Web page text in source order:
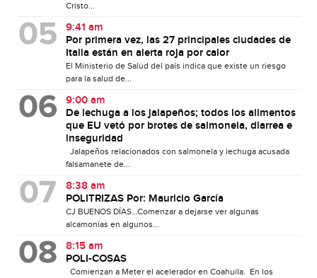
Cristo...
9:41 am
Por primera vez, las 27 principales ciudades de
Italia están en alerta roja por calor
El Ministerio de Salud del país indica que existe un riesgo
para la salud de...
9:00 am
De lechuga a los jalapeños; todos los alimentos
que EU vetó por brotes de salmonela, diarrea e
inseguridad
Jalapeños relacionados con salmonela y lechuga acusada
falsamanete de...
8:38 am
POLITRIZAS Por: Mauricio García
CJ BUENOS DÍAS…Comenzar a dejarse ver algunas
alcamonías en algunos...
8:15 am
POLI-COSAS
Comienzan a Meter el acelerador en Coahuila. En los